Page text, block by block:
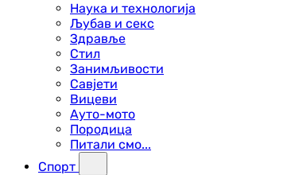
Наука и технологија
Љубав и секс
Здравље
Стил
Занимљивости
Савјети
Вицеви
Ауто-мото
Породица
Питали смо...
Спорт